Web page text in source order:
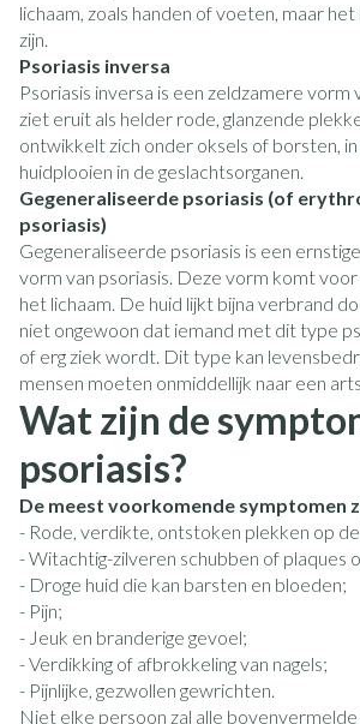
lichaam, zoals handen of voeten, maar
zijn.
Psoriasis inversa
Psoriasis inversa is een zeldzamere vorm
ziet eruit als helder rode, glanzende
ontwikkelt zich onder oksels of borsten,
huidplooien in de geslachtsorganen.
Gegeneraliseerde psoriasis (of
psoriasis)
Gegeneraliseerde psoriasis is een
vorm van psoriasis. Deze vorm komt
het lichaam. De huid lijkt bijna verbrand
niet ongewoon dat iemand met dit type
of erg ziek wordt. Dit type kan
mensen moeten onmiddellijk naar een
Wat zijn de
psoriasis?
De meest voorkomende symptomen
- Rode, verdikte, ontstoken plekken op
- Witachtig-zilveren schubben of plaques
- Droge huid die kan barsten en bloeden;
- Pijn;
- Jeuk en branderige gevoel;
- Verdikking of afbrokkeling van nagels;
- Pijnlijke, gezwollen gewrichten.
Niet elke persoon zal alle